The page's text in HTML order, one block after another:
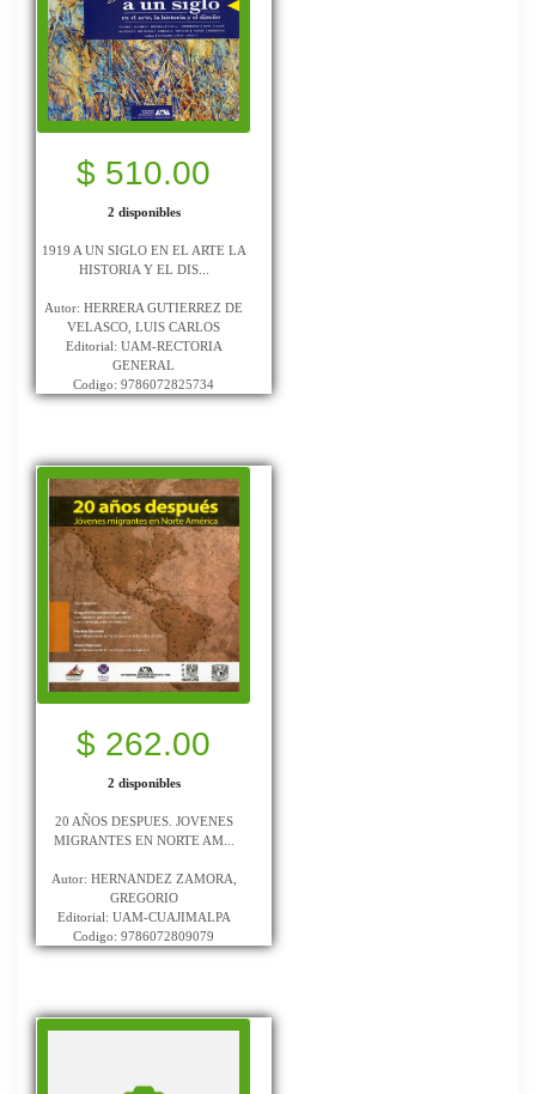
$ 510.00
2 disponibles
1919 A UN SIGLO EN EL ARTE LA
HISTORIA Y EL DIS...
Autor: HERRERA GUTIERREZ DE
VELASCO, LUIS CARLOS
Editorial: UAM-RECTORIA
GENERAL
Codigo: 9786072825734
$ 262.00
2 disponibles
20 AÑOS DESPUES. JOVENES
MIGRANTES EN NORTE AM...
Autor: HERNANDEZ ZAMORA,
GREGORIO
Editorial: UAM-CUAJIMALPA
Codigo: 9786072809079